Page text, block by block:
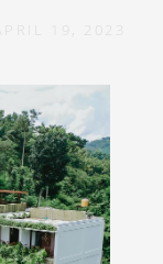
APRIL 19, 2023